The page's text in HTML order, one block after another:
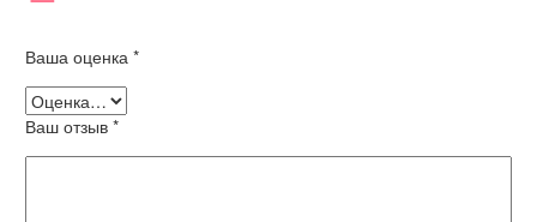
Ваша оценка *
Ваш отзыв *